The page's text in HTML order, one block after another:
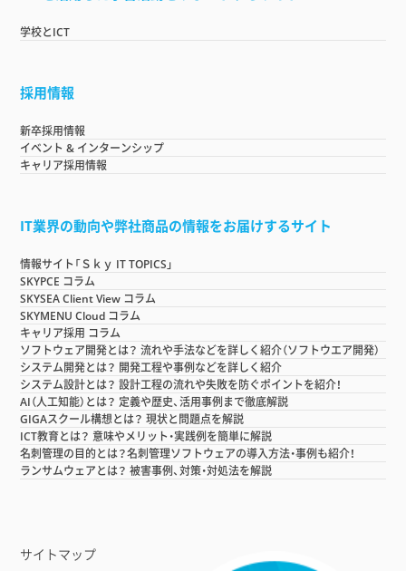
学校とICT
採用情報
新卒採用情報
イベント & インターンシップ
キャリア採用情報
IT業界の動向や弊社商品の情報をお届けするサイト
情報サイト「Ｓｋｙ IT TOPICS」
SKYPCE コラム
SKYSEA Client View コラム
SKYMENU Cloud コラム
キャリア採用 コラム
ソフトウェア開発とは？ 流れや手法などを詳しく紹介（ソフトウエア開発）
システム開発とは？ 開発工程や事例などを詳しく紹介
システム設計とは？ 設計工程の流れや失敗を防ぐポイントを紹介！
AI（人工知能）とは？ 定義や歴史、活用事例まで徹底解説
GIGAスクール構想とは？ 現状と問題点を解説
ICT教育とは？ 意味やメリット・実践例を簡単に解説
名刺管理の目的とは？名刺管理ソフトウェアの導入方法・事例も紹介！
ランサムウェアとは？ 被害事例、対策・対処法を解説
サイトマップ